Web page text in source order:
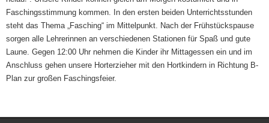
Faschingsstimmung kommen. In den ersten beiden Unterrichtsstunden
steht das Thema „Fasching“ im Mittelpunkt. Nach der Frühstückspause
sorgen alle Lehrerinnen an verschiedenen Stationen für Spaß und gute
Laune. Gegen 12:00 Uhr nehmen die Kinder ihr Mittagessen ein und im
Anschluss gehen unsere Horterzieher mit den Hortkindern in Richtung B-
Plan zur großen Faschingsfeier.